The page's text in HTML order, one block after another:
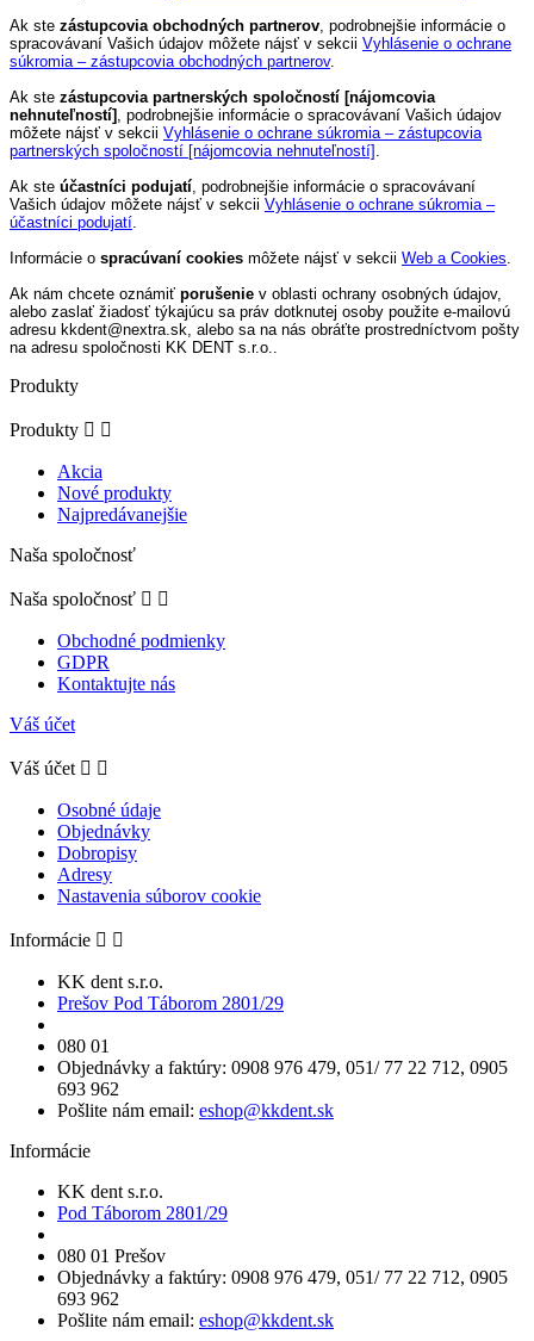
Ak ste zástupcovia obchodných partnerov , podrobnejšie informácie o
spracovávaní Vašich údajov môžete nájsť v sekcii Vyhlásenie o ochrane
súkromia – zástupcovia obchodných partnerov.
Ak ste zástupcovia partnerských spoločností [nájomcovia
nehnuteľností] , podrobnejšie informácie o spracovávaní Vašich údajov
môžete nájsť v sekcii Vyhlásenie o ochrane súkromia – zástupcovia
partnerských spoločností [nájomcovia nehnuteľností]
Ak ste účastníci podujatí , podrobnejšie informácie o spracovávaní
Vašich údajov môžete nájsť v sekcii Vyhlásenie o ochrane súkromia –
účastníci podujatí
Informácie o spracúvaní cookies môžete nájsť v sekcii Web a Cookies
Ak nám chcete oznámiť porušenie v oblasti ochrany osobných údajov,
alebo zaslať žiadosť týkajúcu sa práv dotknutej osoby použite e-mailovú
adresu kkdent@nextra.sk, alebo sa na nás obráťte prostredníctvom pošty
na adresu spoločnosti KK DENT s.r.o..
Produkty
Produkty  
Akcia
Nové produkty
Najpredávanejšie
Naša spoločnosť
Naša spoločnosť  
Obchodné podmienky
GDPR
Kontaktujte nás
Váš účet
Váš účet  
Osobné údaje
Objednávky
Dobropisy
Adresy
Nastavenia súborov cookie
Informácie  
KK dent s.r.o.
Prešov Pod Táborom 2801/29
080 01
Objednávky a faktúry: 0908 976 479, 051/ 77 22 712, 0905
693 962
Pošlite nám email: eshop@kkdent.sk
Informácie
KK dent s.r.o.
Pod Táborom 2801/29
080 01 Prešov
Objednávky a faktúry: 0908 976 479, 051/ 77 22 712, 0905
693 962
Pošlite nám email: eshop@kkdent.sk